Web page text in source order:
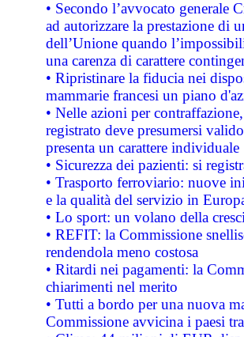
• Secondo l’avvocato
ad autorizzare la prestazione di
dell’Unione quando
una carenza di carattere
• Ripristinare la fiducia nei
mammarie francesi un piano
• Nelle azioni per
registrato deve presumersi
presenta un carattere individuale
• Sicurezza dei pazienti: si
• Trasporto ferroviario: nuove
e la qualità del servizio in
• Lo sport: un volano della
• REFIT: la Commissione
rendendola meno costosa
• Ritardi nei pagamenti: la
chiarimenti nel merito
• Tutti a bordo per una nuova
Commissione avvicina i paesi